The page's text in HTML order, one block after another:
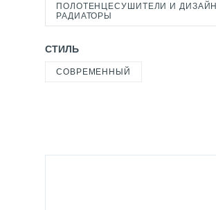
ПОЛОТЕНЦЕСУШИТЕЛИ И ДИЗАЙН
РАДИАТОРЫ
СТИЛЬ
СОВРЕМЕННЫЙ